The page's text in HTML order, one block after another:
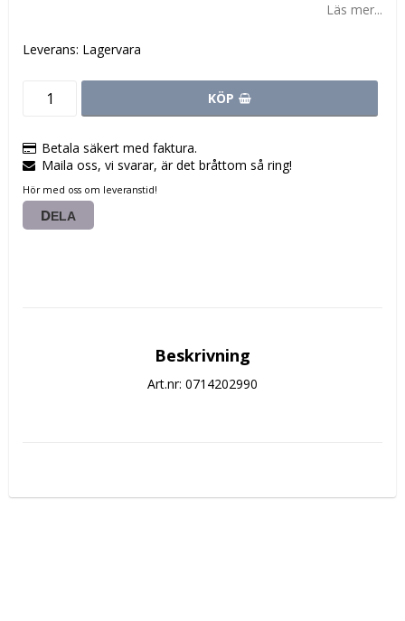
Läs mer...
Leverans: Lagervara
KÖP
Betala säkert med faktura.
Maila oss, vi svarar, är det bråttom så ring!
Hör med oss om leveranstid!
DELA
Beskrivning
Art.nr: 0714202990